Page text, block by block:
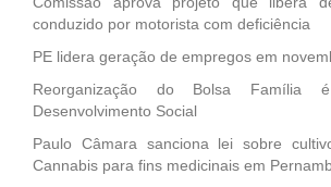
conduzido por motorista com deficiência
PE lidera geração de empregos em
Reorganização do Bolsa Família
Desenvolvimento Social
Paulo Câmara sanciona lei sobre
Cannabis para fins medicinais em